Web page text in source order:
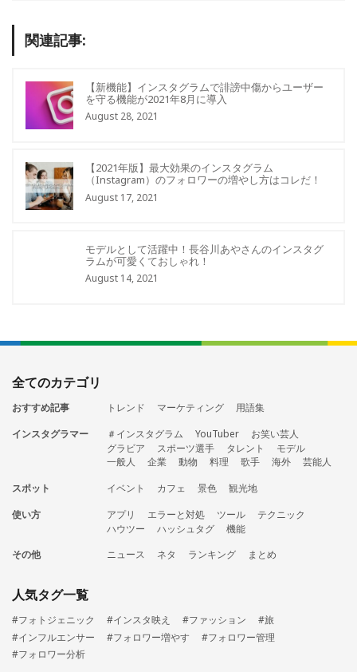
関連記事:
【新機能】インスタグラムで誹謗中傷からユーザー
を守る機能が2021年8月に導入
August 28, 2021
【2021年版】最大効果のインスタグラム
（Instagram）のフォロワーの増やし方はコレだ！
August 17, 2021
モデルとして活躍中！長谷川あやさんのインスタグ
ラムが可愛くておしゃれ！
August 14, 2021
全てのカテゴリ
おすすめ記事 トレンド マーケティング
用語集
インスタグラマー
＃インスタグラム YouTuber
お笑い芸人
グラビア
スポーツ選手 タレント
モデル
一般人
企業 動物 料理 歌手 海外
芸能人
スポット
イベント カフェ 景色
観光地
使い方
アプリ エラーと対処 ツール
テクニック
ハウツー
ハッシュタグ
機能
その他
ニュース ネタ ランキング まとめ
人気タグ一覧
#フォトジェニック #インスタ映え #ファッション
#旅
#インフルエンサー
#フォロワー増やす
#フォロワー管理
#フォロワー分析